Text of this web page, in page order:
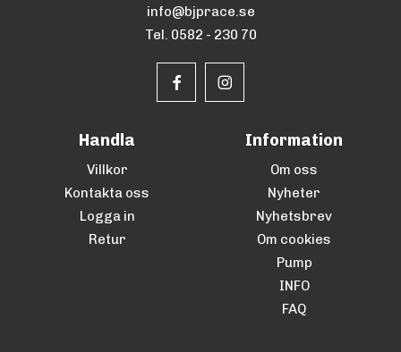
info@bjprace.se
Tel. 0582 - 230 70
Handla
Villkor
Kontakta oss
Logga in
Retur
Information
Om oss
Nyheter
Nyhetsbrev
Om cookies
Pump
INFO
FAQ